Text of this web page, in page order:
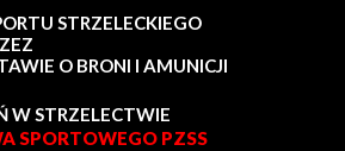
STRZELECKIEGO
O BRONI I AMUNICJI
W STRZELECTWIE
SPORTOWEGO PZSS